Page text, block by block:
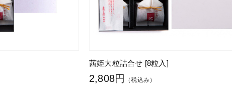
茜姫大粒詰合せ [8粒入]
2,808円 （税込み）